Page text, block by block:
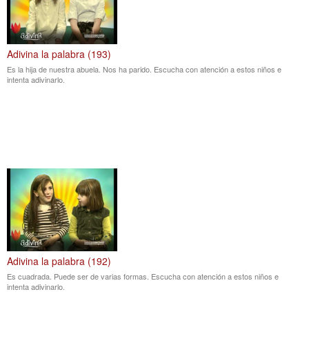
Adivina la palabra (193)
Es la hija de nuestra abuela. Nos ha parido. Escucha con atención a estos niños e
intenta adivinarlo.
Adivina la palabra (192)
Es cuadrada. Puede ser de varias formas. Escucha con atención a estos niños e
intenta adivinarlo.